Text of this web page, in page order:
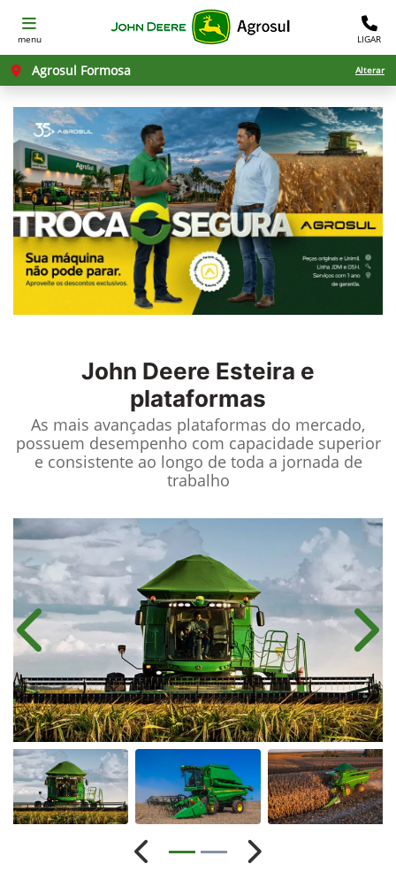
menu LIGAR
Agrosul Formosa Alterar
John Deere Esteira e
plataformas
As mais avançadas plataformas do mercado,
possuem desempenho com capacidade superior
e consistente ao longo de toda a jornada de
trabalho
Anterior
Anterior Próximo